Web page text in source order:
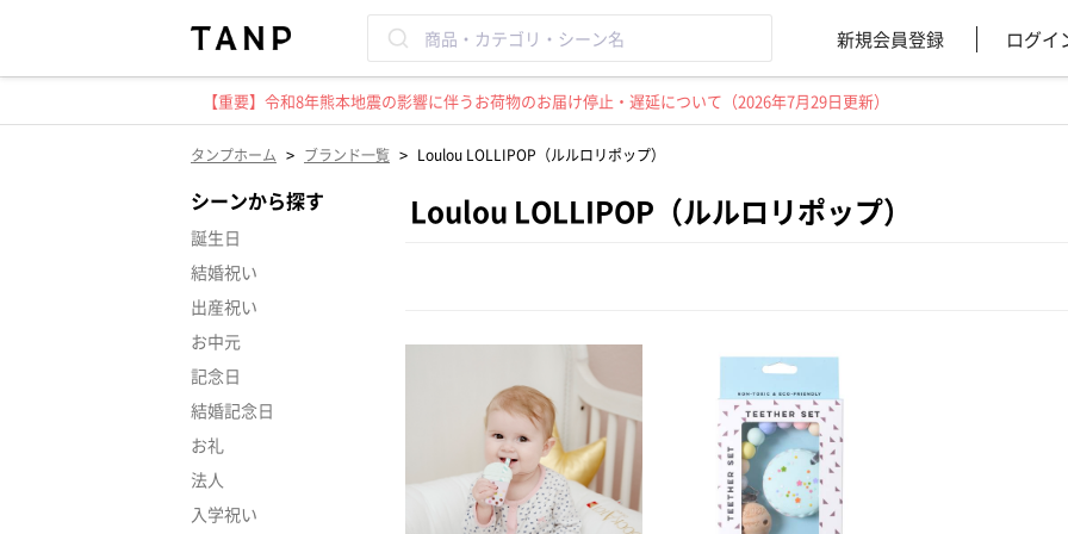
新規会員登録 ログイ
【重要】令和8年熊本地震の影響に伴うお荷物のお届け停止・遅延について（2026年7月29日更新）
タンプホーム > ブランド一覧 > Loulou LOLLIPOP（ルルロリポップ）
シーンから探す
誕生日
結婚祝い
出産祝い
お中元
記念日
結婚記念日
お礼
法人
入学祝い
Loulou LOLLIPOP（ルルロリポップ）